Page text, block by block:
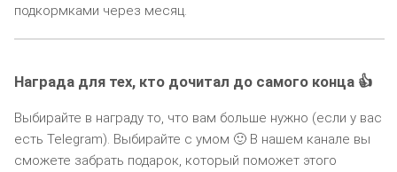
подкормками через месяц.
Награда для тех, кто дочитал до самого конца 👍
Выбирайте в награду то, что вам больше нужно (если у вас
есть Telegram). Выбирайте с умом 🙂 В нашем канале вы
сможете забрать подарок, который поможет этого